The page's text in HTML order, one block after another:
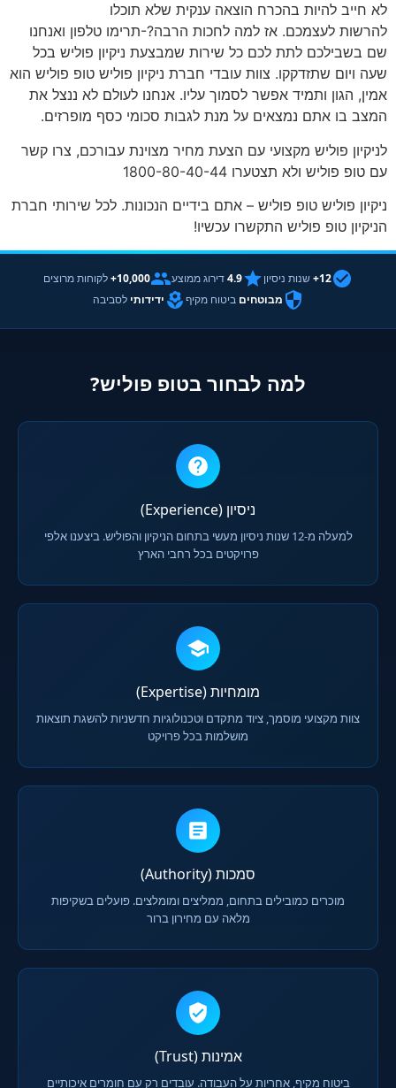
לא חייב להיות בהכרח הוצאה ענקית שלא תוכלו
להרשות לעצמכם. אז למה לחכות הרבה?-תרימו טלפון ואנחנו
שם בשבילכם לתת לכם כל שירות שמבצעת ניקיון פוליש בכל
שעה ויום שתזדקקו. צוות עובדי חברת ניקיון פוליש טופ פוליש הוא
אמין, הגון ותמיד אפשר לסמוך עליו. אנחנו לעולם לא ננצל את
המצב בו אתם נמצאים על מנת לגבות סכומי כסף מופרזים.
לניקיון פוליש מקצועי עם הצעת מחיר מצוינת עבורכם, צרו קשר
עם טופ פוליש ולא תצטערו 1800-80-40-44
ניקיון פוליש טופ פוליש – אתם בידיים הנכונות. לכל שירותי חברת
הניקיון טופ פוליש התקשרו עכשיו!
12+ שנות ניסיון 4.9דירוג ממוצע 10,000+
לקוחות מרוצים
מבוטחים ביטוח מקיף ידידותי לסביבה
למה לבחור בטופ פוליש?
ניסיון (Experience)
למעלה מ-12 שנות ניסיון מעשי בתחום הניקיון והפוליש. ביצענו אלפי
פרויקטים בכל רחבי הארץ
מומחיות (Expertise)
צוות מקצועי מוסמך, ציוד מתקדם וטכנולוגיות חדשניות להשגת תוצאות
מושלמות בכל פרויקט
סמכות (Authority)
מוכרים כמובילים בתחום, ממליצים ומומלצים. פועלים בשקיפות
מלאה עם מחירון ברור
אמינות (Trust)
ביטוח מקיף, אחריות על העבודה. עובדים רק עם חומרים איכותיים